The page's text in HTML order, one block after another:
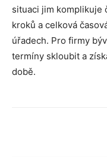
situaci jim komplikuje
kroků a celková
úřadech. Pro firmy
termíny skloubit a
době.